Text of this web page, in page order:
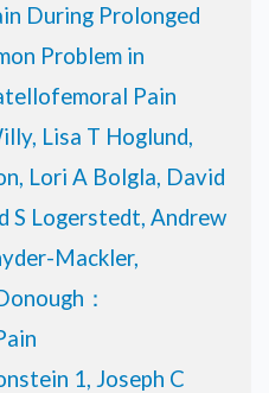
During Prolonged
Problem in
Pain
Lisa T Hoglund,
Lori A Bolgla, David
S Logerstedt, Andrew
Mackler,
：
1, Joseph C